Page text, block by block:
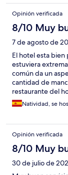
Opinión verificada
8/10 Muy
7 de agosto de
El hotel esta
estuviera
común da un
cantidad de
restaurante del
para cenar hay
cercanos.
Natividad, se
Opinión verificada
8/10 Muy
30 de julio de